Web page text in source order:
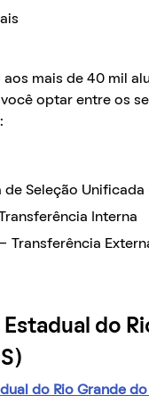
aos mais de 40 mil
você optar entre os
de Seleção Unificada
Interna
Transferência
do
do Rio Grande do